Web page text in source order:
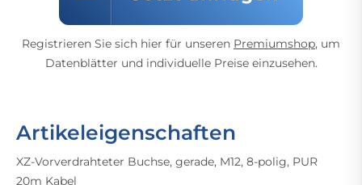
Registrieren Sie sich hier für unseren Premiumshop, um
Datenblätter und individuelle Preise einzusehen.
Artikeleigenschaften
XZ-Vorverdrahteter Buchse, gerade, M12, 8-polig, PUR
20m Kabel